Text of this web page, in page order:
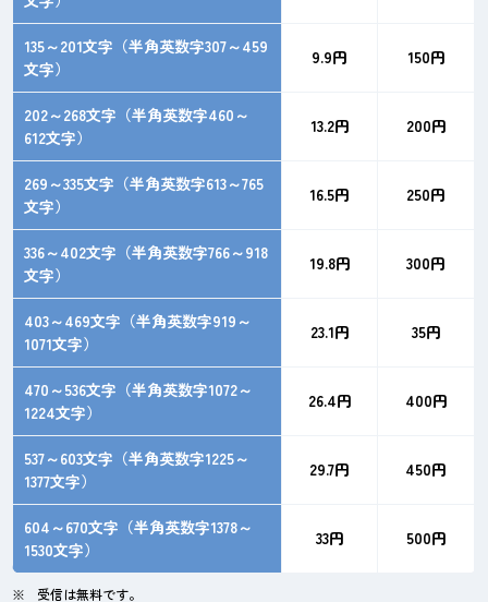
135～201文字（半角英数字307～459
文字）
9.9円 150円
202～268文字（半角英数字460～
612文字）
13.2円 200円
269～335文字（半角英数字613～765
文字）
16.5円 250円
336～402文字（半角英数字766～918
文字）
19.8円 300円
403～469文字（半角英数字919～
1071文字）
23.1円 35円
470～536文字（半角英数字1072～
1224文字）
26.4円 400円
537～603文字（半角英数字1225～
1377文字）
29.7円 450円
604～670文字（半角英数字1378～
1530文字）
33円 500円
受信は無料です。